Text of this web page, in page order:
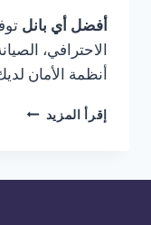
أفضل أي بانل
الاحترافي،
أنظمة الأمان
إقرأ المزيد تركيب